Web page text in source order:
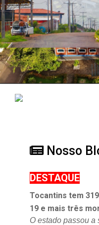
Nosso
DESTAQUE
Tocantins tem
19 e mais três
O estado passou a